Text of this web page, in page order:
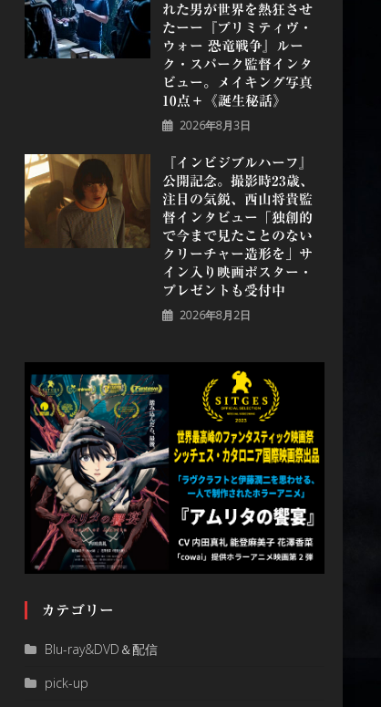
れた男が世界を熱狂させ
たーー『プリミティヴ・
ウォー 恐⻯戦争』ルー
ク・スパーク監督インタ
ビュー。メイキング写真
10点＋《誕⽣秘話》
2026年8月3日
『インビジブルハーフ』
公開記念。撮影時23歳、
注目の気鋭、⻄⼭将貴監
督インタビュー「独創的
で今まで見たことのない
クリーチャー造形を」サ
イン入り映画ポスター・
プレゼントも受付中
2026年8月2日
カテゴリー
Blu-ray&DVD＆配信
pick-up